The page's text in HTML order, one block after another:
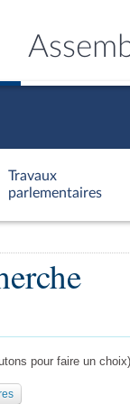
Travaux
parlementaires
pour faire un choix)